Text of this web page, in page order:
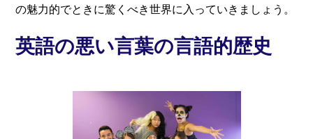
の魅力的でときに驚くべき世界に入っていきましょう。
英語の悪い言葉の言語的歴史